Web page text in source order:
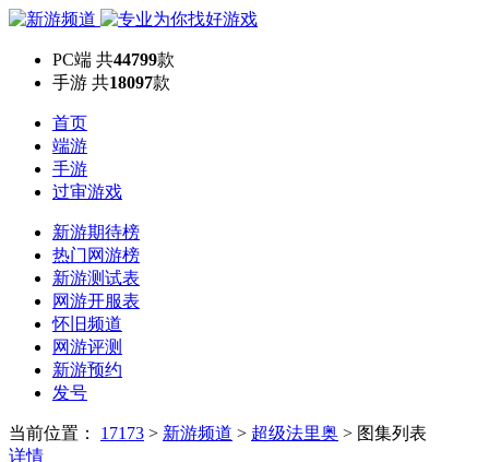
PC端 共44799款
手游 共18097款
首页
端游
手游
过审游戏
新游期待榜
热门网游榜
新游测试表
网游开服表
怀旧频道
网游评测
新游预约
发号
当前位置： 17173 > 新游频道 > 超级法里奥 > 图集列表
详情